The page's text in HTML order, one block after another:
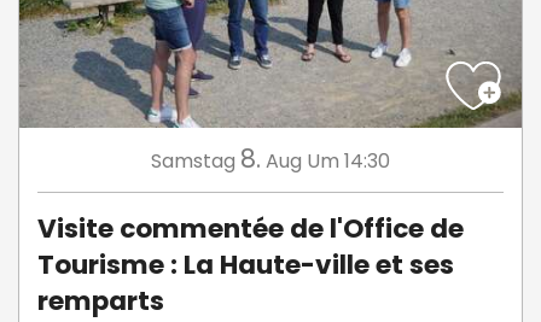
Samstag 8. Aug Um 14:30
Visite commentée de l'Office de
Tourisme : La Haute-ville et ses
remparts